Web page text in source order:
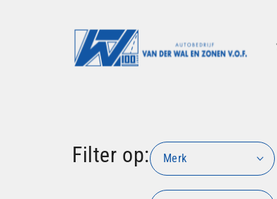
Filter op: Merk